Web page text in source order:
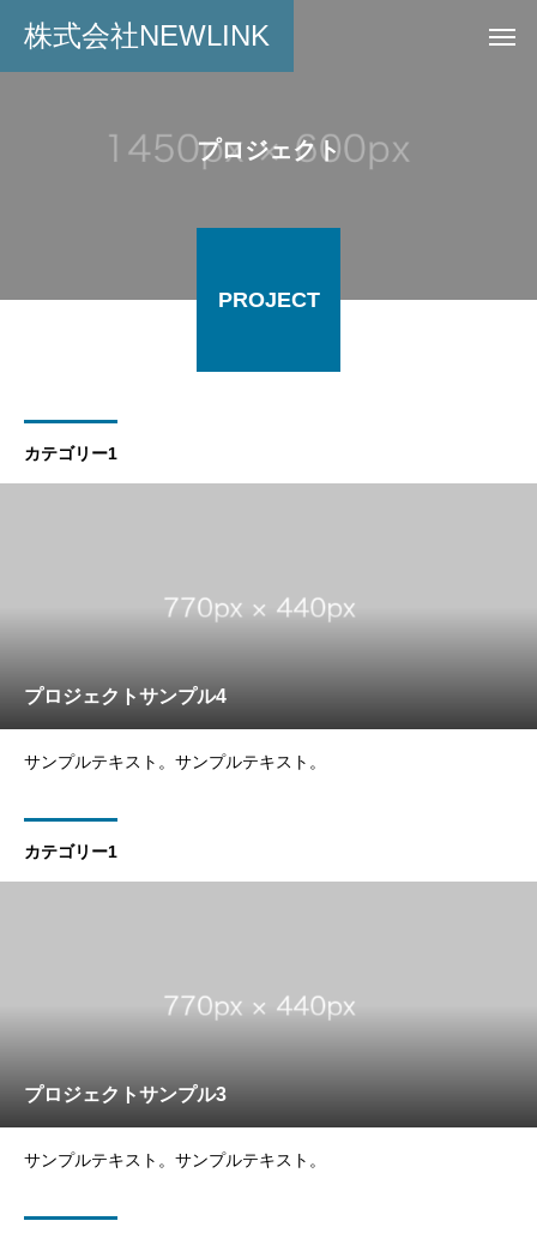
株式会社NEWLINK
プロジェクト
PROJECT
カテゴリー1
プロジェクトサンプル4
サンプルテキスト。サンプルテキスト。
カテゴリー1
プロジェクトサンプル3
サンプルテキスト。サンプルテキスト。